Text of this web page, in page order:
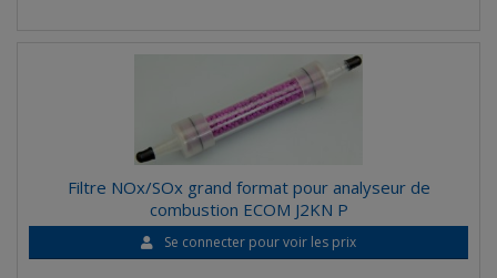
Filtre NOx/SOx grand format pour analyseur de
combustion ECOM J2KN P
Se connecter pour voir les prix